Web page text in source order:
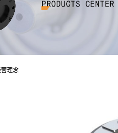
营理念